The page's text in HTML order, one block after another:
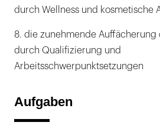
durch Wellness und kosmetische
8. die zunehmende Auffächerung
durch Qualifizierung und
Arbeitsschwerpunktsetzungen
Aufgaben